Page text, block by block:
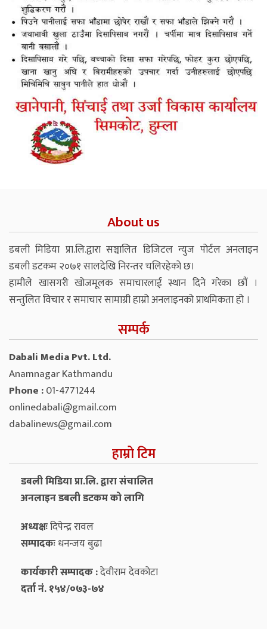
About us
डबली मिडिया प्रा.लि.द्वारा सञ्चालित डिजिटल न्युज पोर्टल अनलाइन
डबली डटकम २०७१ सालदेखि निरन्तर चलिरहेको छ।
हामीले खासगरी खोजमूलक समाचारलाई स्थान दिने गरेका छौं ।
सन्तुलित विचार र समाचार सामाग्री हाम्रो अनलाइनको प्राथमिकता हो ।
सम्पर्क
Dabali Media Pvt. Ltd.
Anamnagar Kathmandu
Phone :01-4771244
onlinedabali@gmail.com
dabalinews@gmail.com
हाम्रो टिम
डबली मिडिया प्रा.लि. द्वारा संचालित
अनलाइन डबली डटकम को लागि
अध्यक्षःदिपेन्द्र रावल
सम्पादकःधनन्‍जय बुढा
कार्यकारी सम्पादक :देवीराम देवकोटा
दर्ता नं. १५४/०७३-७४